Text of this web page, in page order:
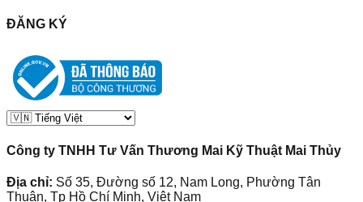
ĐĂNG KÝ
Công ty TNHH Tư Vấn Thương Mai Kỹ Thuật Mai Thủy
Địa chỉ: Số 35, Đường số 12, Nam Long, Phường Tân
Thuận, Tp Hồ Chí Minh, Việt Nam